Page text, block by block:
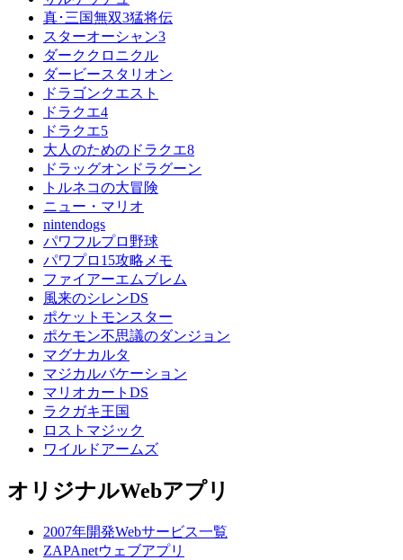
真･三国無双3猛将伝
スターオーシャン3
ダーククロニクル
ダービースタリオン
ドラゴンクエスト
ドラクエ4
ドラクエ5
大人のためのドラクエ8
ドラッグオンドラグーン
トルネコの大冒険
ニュー・マリオ
nintendogs
パワフルプロ野球
パワプロ15攻略メモ
ファイアーエムブレム
風来のシレンDS
ポケットモンスター
ポケモン不思議のダンジョン
マグナカルタ
マジカルバケーション
マリオカートDS
ラクガキ王国
ロストマジック
ワイルドアームズ
オリジナルWebアプリ
2007年開発Webサービス一覧
ZAPAnetウェブアプリ